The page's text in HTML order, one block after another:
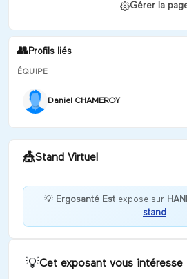
Gérer la
👥Profils liés
ÉQUIPE
Daniel CHAMEROY
🎪Stand Virtuel
Soyez les bienvenus chez Ergosanté!
💡 Ergosanté Est expose sur
stand
💡Cet exposant vous intéresse